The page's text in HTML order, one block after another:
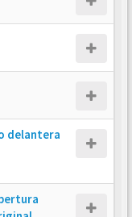
delantera